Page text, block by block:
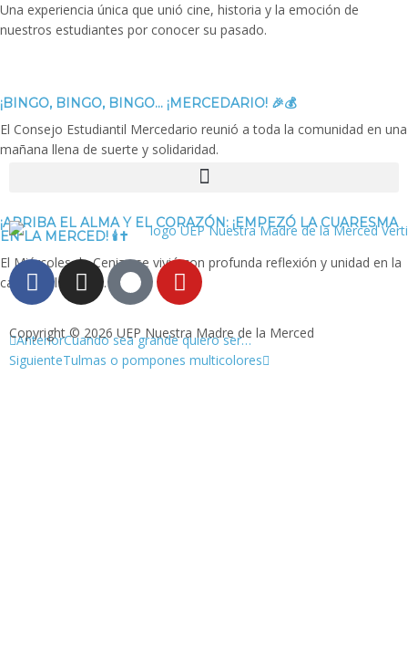
Una experiencia única que unió cine, historia y la emoción de
nuestros estudiantes por conocer su pasado.
¡BINGO, BINGO, BINGO… ¡MERCEDARIO! 🎉💰
El Consejo Estudiantil Mercedario reunió a toda la comunidad en una
mañana llena de suerte y solidaridad.
¡ARRIBA EL ALMA Y EL CORAZÓN: ¡EMPEZÓ LA CUARESMA
EN LA MERCED! 🕯️✝️
El Miércoles de Ceniza se vivió con profunda reflexión y unidad en la
capilla del colegio.
AnteriorCuando sea grande quiero ser…
SiguienteTulmas o pompones multicolores
Copyright © 2026 UEP Nuestra Madre de la Merced